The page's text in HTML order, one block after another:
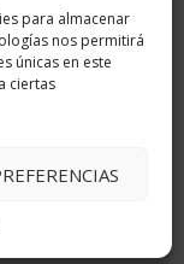
para almacenar
nos permitirá
únicas en este
ciertas